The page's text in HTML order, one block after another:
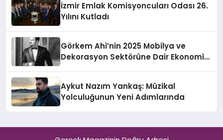
İzmir Emlak Komisyoncuları Odası 26.
Yılını Kutladı
Görkem Ahi’nin 2025 Mobilya ve
Dekorasyon Sektörüne Dair Ekonomik
Aykut Nazım Yankaş: Müzikal
Yolculuğunun Yeni Adımlarında